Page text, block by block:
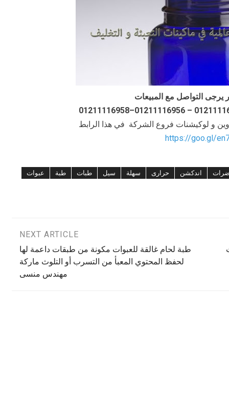
يرجى التواصل مع المبيعات
و لوكيشنات فروع الشركة في هذا الرابط
https://goo.gl/
اندكشن حرارى سهلة سيل طبات طبة
عبوات
NEXT ARTICLE
طبة لحام غالقة للعبوات مكونة من طبقات داعمة لها
لحفظ المحتوي المعبأ من التسرب أو التلوث ماركة
مهندس منسى